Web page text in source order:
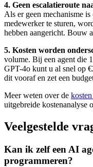
4. Geen escalatieroute
Als er geen mechanisme
medewerker te sturen,
hebben aangericht. Bouw
5. Kosten worden
volume. Bij een agent die
GPT-4o kunt u al snel op
dit vooraf en zet een
Meer weten over de
uitgebreide kostenanalyse
Veelgestelde
Kan ik zelf een AI
programmeren?